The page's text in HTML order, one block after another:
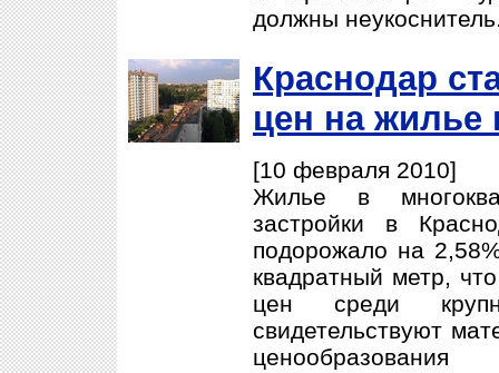
должны
Краснодар
цен на жилье
[10 февраля 2010]
Жилье в
застройки в
подорожало на
квадратный метр,
цен среди
свидетельствуют